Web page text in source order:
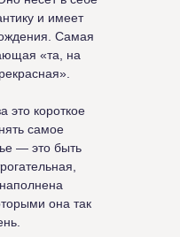
и имеет
Самая
«та, на
это короткое
самое
— это быть
она так